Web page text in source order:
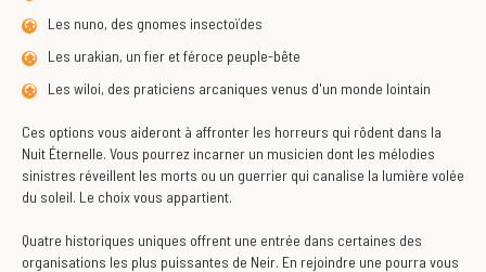
Les nuno, des gnomes insectoïdes
Les urakian, un fier et féroce peuple-bête
Les wiloi, des praticiens arcaniques venus d'un monde lointain
Ces options vous aideront à affronter les horreurs qui rôdent dans la
Nuit Éternelle. Vous pourrez incarner un musicien dont les mélodies
sinistres réveillent les morts ou un guerrier qui canalise la lumière volée
du soleil. Le choix vous appartient.
Quatre historiques uniques offrent une entrée dans certaines des
organisations les plus puissantes de Neir. En rejoindre une pourra vous